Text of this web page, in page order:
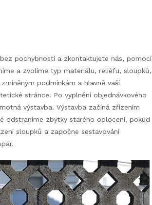
pochybností a zkontaktujete nás, pomocí
a zvolíme typ materiálu, reliéfu, sloupků,
podmínkám a hlavně vaší
stránce. Po vyplnění objednávkového
výstavba. Výstavba začíná zřízením
odstraníme zbytky starého oplocení, pokud
sloupků a započne sestavování